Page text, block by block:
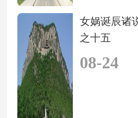
女娲诞辰诸
之十五
08-24